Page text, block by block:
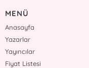
MENÜ
Anasayfa
Yazarlar
Yayıncılar
Fiyat Listesi